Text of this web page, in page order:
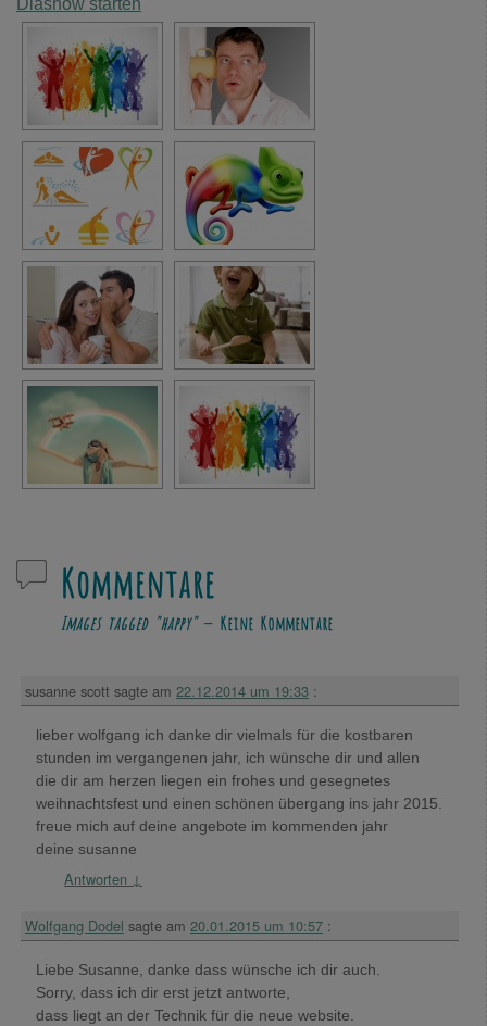
Diashow starten
Kommentare
Images tagged "happy"— Keine Kommentare
susanne scott sagte am 22.12.2014 um 19:33 :
lieber wolfgang ich danke dir vielmals für die kostbaren
stunden im vergangenen jahr, ich wünsche dir und allen
die dir am herzen liegen ein frohes und gesegnetes
weihnachtsfest und einen schönen übergang ins jahr 2015.
freue mich auf deine angebote im kommenden jahr
deine susanne
Antworten ↓
Wolfgang Dodel sagte am 20.01.2015 um 10:57 :
Liebe Susanne, danke dass wünsche ich dir auch.
Sorry, dass ich dir erst jetzt antworte,
dass liegt an der Technik für die neue website.